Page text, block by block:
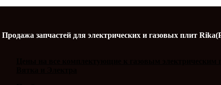
Продажа запчастей для электрических и газовых плит